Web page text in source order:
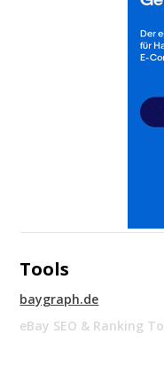
Tools
baygraph.de
eBay SEO & Ranking